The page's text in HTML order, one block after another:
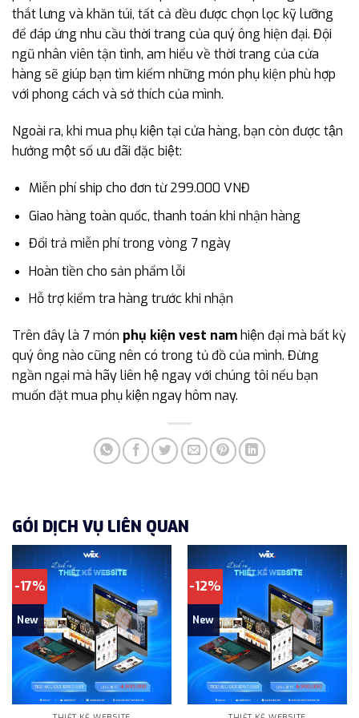
thắt lưng và khăn túi, tất cả đều được chọn lọc kỹ lưỡng
để đáp ứng nhu cầu thời trang của quý ông hiện đại. Đội
ngũ nhân viên tận tình, am hiểu về thời trang của cửa
hàng sẽ giúp bạn tìm kiếm những món phụ kiện phù hợp
với phong cách và sở thích của mình.
Ngoài ra, khi mua phụ kiện tại cửa hàng, bạn còn được tận
hưởng một số ưu đãi đặc biệt:
Miễn phí ship cho đơn từ 299.000 VNĐ
Giao hàng toàn quốc, thanh toán khi nhận hàng
Đổi trả miễn phí trong vòng 7 ngày
Hoàn tiền cho sản phẩm lỗi
Hỗ trợ kiểm tra hàng trước khi nhận
Trên đây là 7 món phụ kiện vest nam hiện đại mà bất kỳ
quý ông nào cũng nên có trong tủ đồ của mình. Đừng
ngần ngại mà hãy liên hệ ngay với chúng tôi nếu bạn
muốn đặt mua phụ kiện ngay hôm nay.
GÓI DỊCH VỤ LIÊN QUAN
-17%
New
-12%
New